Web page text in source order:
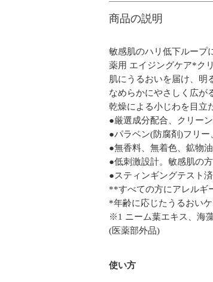
商品の説明
敏感肌のハリ低下ループ
薬用 エイジングケア*ク
肌にうるおいを届け、明
なめらかにやさしく広が
乾燥による小じわを目立
●厳選成分配合、クリー
●パラベン(防腐剤)フリ
●無香料、無着色、鉱物
●低刺激設計。敏感肌の
●スティンギングテスト
**すべての方にアレルギ
*年齢に応じたうるおい
※1 ニーム葉エキス、海
(医薬部外品)
使い方